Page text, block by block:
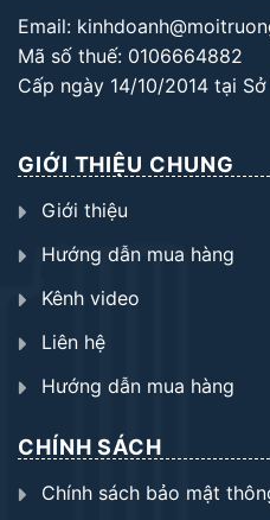
Email:
Mã số thuế: 0106664882
Cấp ngày 14/10/2014 tại
GIỚI THIỆU CHUNG
Giới thiệu
Hướng dẫn mua hàng
Kênh video
Liên hệ
Hướng dẫn mua hàng
CHÍNH SÁCH
Chính sách bảo mật